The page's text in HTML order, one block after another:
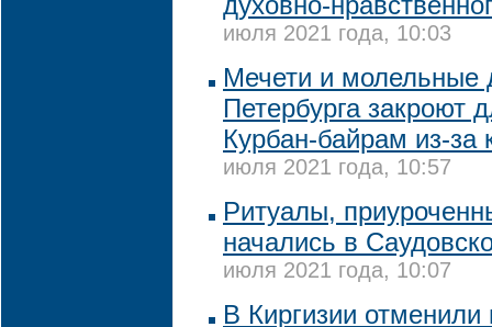
июля 2021 года, 10:03
Мечети и молельные
Петербурга закроют
Курбан-байрам из-за
июля 2021 года, 10:57
Ритуалы,
начались в
июля 2021 года, 10:07
В Киргизии